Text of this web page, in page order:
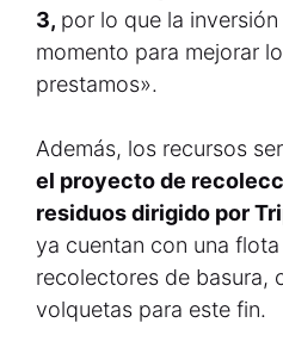
3, por lo que la
momento para mejorar
prestamos».
Además, los recursos
el proyecto de
residuos dirigido por
ya cuentan con una
recolectores de basura,
volquetas para este fin.